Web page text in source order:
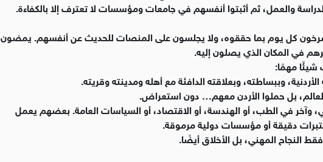
والعمل، ثم أثبتوا أنفسهم في جامعات ومؤسسات لا تعترف إلا بالكفاءة.
يصرخون كل يوم بما حققوه، ولا يجلسون على المنصات للحديث عن أنفسهم. يمضون
في المكان الذي يصلون إليه.
مهمًا:
وببساطته، وبعلاقته الدافئة مع أهله ومدينته وقريته.
بل حملوا الأردن معهم… دون استعراض.
وآخر في الطب، أو الهندسة، أو الاقتصاد، أو السياسات العامة. بعضهم يعمل
دقيقة أو مؤسسات دولية مرموقة.
النجاح المهني، بل الأخلاق أيضًا.